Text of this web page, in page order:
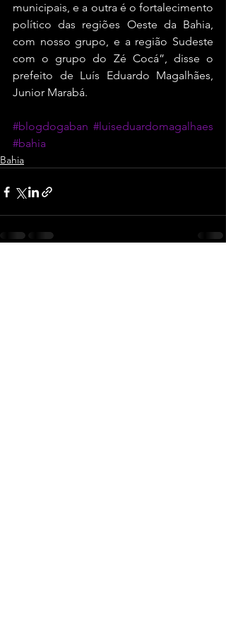
municipais, e a outra é o fortalecimento
político das regiões Oeste da Bahia,
com nosso grupo, e a região Sudeste
com o grupo do Zé Cocá”, disse o
prefeito de Luís Eduardo Magalhães,
Junior Marabá.
#blogdogaban #luiseduardomagalhaes
#bahia
Bahia